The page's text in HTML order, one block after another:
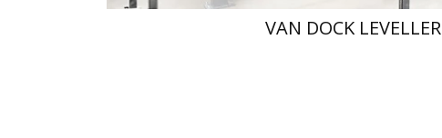
VAN DOCK LEVELLER